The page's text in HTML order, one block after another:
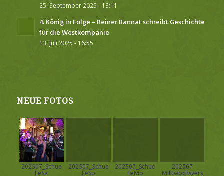
25. September 2025 - 13:11
4. König in Folge – Reiner Bannat schreibt Geschichte
für die Westkompanie
13. Juli 2025 - 16:55
NEUE FOTOS
202507_Schue
FeSa
202507_Schue
FeSo
202507_Schue
FeMo
202507
Mittwochsvers